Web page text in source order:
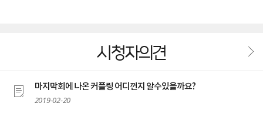
시청자의견
마지막회에 나온 커플링 어디껀지 알수있을까요?
2019-02-20